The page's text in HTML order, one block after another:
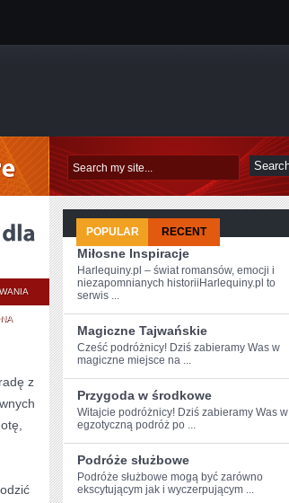
WYGLĄD
ZEWNĘTRZNY
JEST
NIESŁYCHANIE
ISTOTNY
KAŻDEGO
z
POPULAR RECENT
Miłosne Inspiracje
Harlequiny.pl – świat romansów, emocji i
niezapomnianych historiiHarlequiny.pl to
serwis ...
Magiczne Tajwańskie
Cześć podróżnicy!⁤ Dziś zabieramy Was w
magiczne miejsce na ...
Przygoda w środkowe
Witajcie podróżnicy! Dziś zabieramy Was w
egzotyczną⁣ podróż po ...
Podróże służbowe
Podróże służbowe⁢ mogą być zarówno
ekscytującym jak i wyczerpującym ...